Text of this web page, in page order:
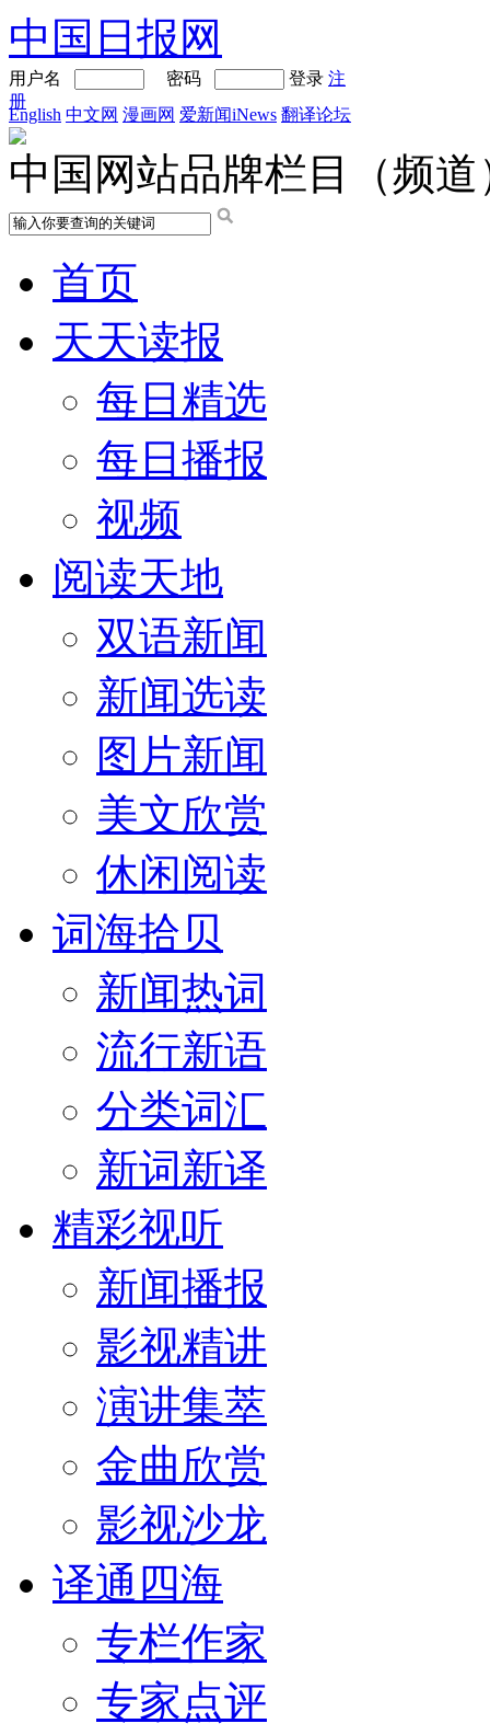
中国日报网
用户名 密码 登录 注
册
English 中文网 漫画网 爱新闻iNews 翻译论坛
中国网站品牌栏目（频道
首页
天天读报
每日精选
每日播报
视频
阅读天地
双语新闻
新闻选读
图片新闻
美文欣赏
休闲阅读
词海拾贝
新闻热词
流行新语
分类词汇
新词新译
精彩视听
新闻播报
影视精讲
演讲集萃
金曲欣赏
影视沙龙
译通四海
专栏作家
专家点评